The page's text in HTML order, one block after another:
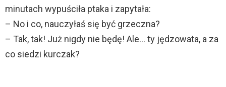
minutach wypuściła ptaka i zapytała:
– No i co, nauczyłaś się być grzeczna?
– Tak, tak! Już nigdy nie będę! Ale… ty jędzowata, a za
co siedzi kurczak?